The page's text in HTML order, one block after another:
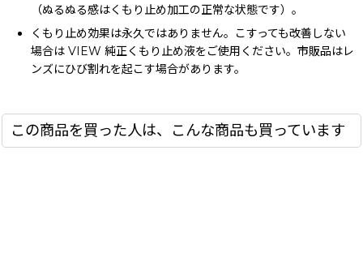
（ぬるぬる感はくもり止め加工の正常な状態です）。
くもり止め効果は永久ではありません。こすっても改善しない
場合は VIEW 純正くもり止め液をご使用ください。市販品はレ
ンズにひび割れを起こす場合があります。
この商品を買った人は、こんな商品も買っています